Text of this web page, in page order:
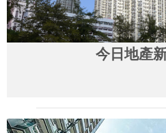
今日地產